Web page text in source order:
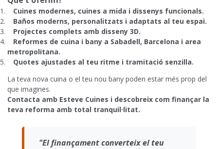
Cuines modernes, cuines a mida i dissenys funcionals.
Baños moderns, personalitzats i adaptats al teu espai.
Projectes complets amb disseny 3D.
Reformes de cuina i bany a Sabadell, Barcelona i area
metropolitana.
Quotes ajustades al teu ritme i tramitació senzilla.
La teva nova cuina o el teu nou bany poden estar més prop del
que imagines.
Contacta amb Esteve Cuines i descobreix com finançar la
teva reforma amb total tranquil·litat.
"El finançament converteix el teu